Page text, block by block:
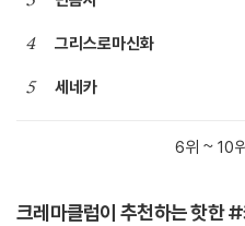
4 그리스로마신화
5 세네카
6위 ~ 10
크레마클럽이 추천하는 핫한